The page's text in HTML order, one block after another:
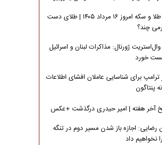
قیمت طلا و سکه امروز ۱۶ مرداد ۱۴۰۵ | طلای دست
چند؟
ژورنال: مذاکرات لبنان و اسرائیل
خورد
برای شناسایی عاملان افشای اطلاعات
پنتاگون
آخر هفته | امیر حیدری درگذشت +عکس
اجازه باز شدن مسیر دوم در تنگه
نخواهیم داد